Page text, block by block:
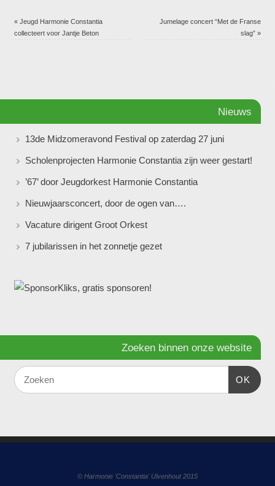
«Jeugd Harmonie Constantia
collecteert voor Jantje Beton
Jumelage concert “Met de Franse
slag”»
Nieuws
13de Midzomeravond Festival op zaterdag 27 juni
Scholenprojecten Harmonie Constantia zijn weer gestart!
’67’ door Jeugdorkest Harmonie Constantia
Nieuwjaarsconcert, door de ogen van….
Vacature dirigent Groot Orkest
7 jubilarissen in het zonnetje gezet
Zoeken binnen onze website
OK
© Harmonie 'Constantia' Ulvenhout 2015